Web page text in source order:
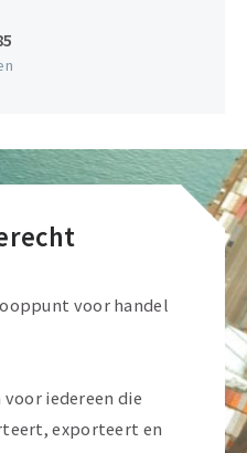
voor handel
iedereen die
exporteert en